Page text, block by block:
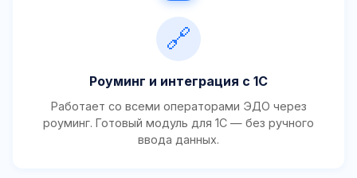
🔗
Роуминг и интеграция с 1С
Работает со всеми операторами ЭДО через
роуминг. Готовый модуль для 1С — без ручного
ввода данных.